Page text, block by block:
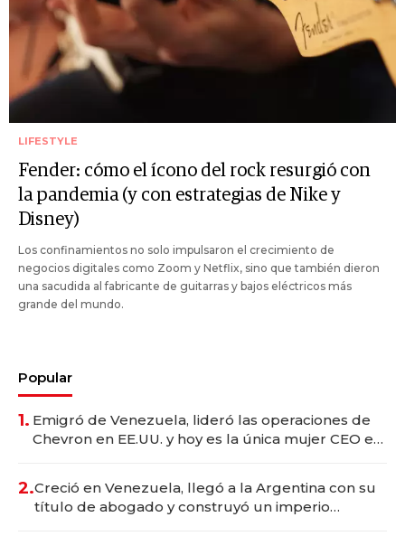
LIFESTYLE
Fender: cómo el ícono del rock resurgió con
la pandemia (y con estrategias de Nike y
Disney)
Los confinamientos no solo impulsaron el crecimiento de
negocios digitales como Zoom y Netflix, sino que también dieron
una sacudida al fabricante de guitarras y bajos eléctricos más
grande del mundo.
Popular
1. Emigró de Venezuela, lideró las operaciones de
Chevron en EE.UU. y hoy es la única mujer CEO en
2.Creció en Venezuela, llegó a la Argentina con su
título de abogado y construyó un imperio